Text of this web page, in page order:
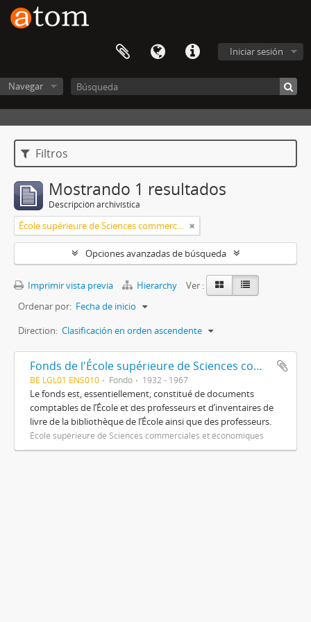
Iniciar sesión
Navegar
Filtros
Mostrando 1 resultados
Descripción archivística
École supérieure de Sciences commerciales et économiques
Opciones avanzadas de búsqueda
Imprimir vista previa Hierarchy
Ver :
Ordenar por: Fecha de inicio
Direction: Clasificación en orden ascendente
Fonds de l'École supérieure de Sciences commerciales et économiques
BE LGL01 ENS010 Fondo 1932 - 1967
Le fonds est, essentiellement, constitué de documents
comptables de l’École et des professeurs et d’inventaires de
livre de la bibliothèque de l’École ainsi que des professeurs.
École supérieure de Sciences commerciales et économiques